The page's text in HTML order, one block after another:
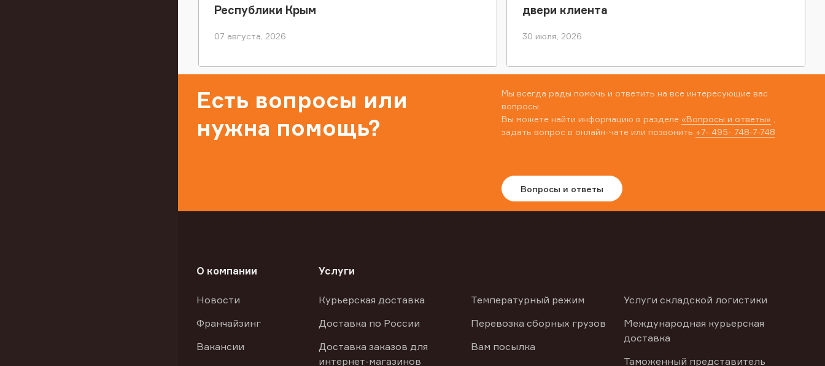
Республики Крым
07 августа, 2026
двери клиента
30 июля, 2026
Есть вопросы или
нужна помощь?
Мы всегда рады помочь и ответить на все интересующие вас
вопросы.
Вы можете найти информацию в разделе «Вопросы и ответы»
задать вопрос в онлайн-чате или позвонить +7- 495- 748-7-748
Вопросы и ответы
О компании
Новости
Франчайзинг
Вакансии
Услуги
Курьерская доставка
Доставка по России
Доставка заказов для
интернет-магазинов
Температурный режим
Перевозка сборных грузов
Вам посылка
Услуги складской логистики
Международная курьерская
доставка
Таможенный представитель